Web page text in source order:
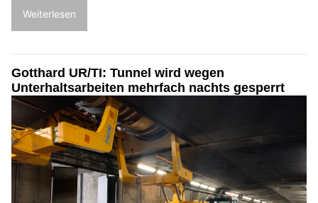
Weiterlesen
Gotthard UR/TI: Tunnel wird wegen
Unterhaltsarbeiten mehrfach nachts gesperrt